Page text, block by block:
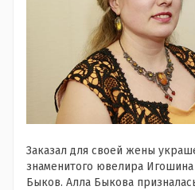
Заказал для своей жены
знаменитого ювелира
Быков. Алла Быкова